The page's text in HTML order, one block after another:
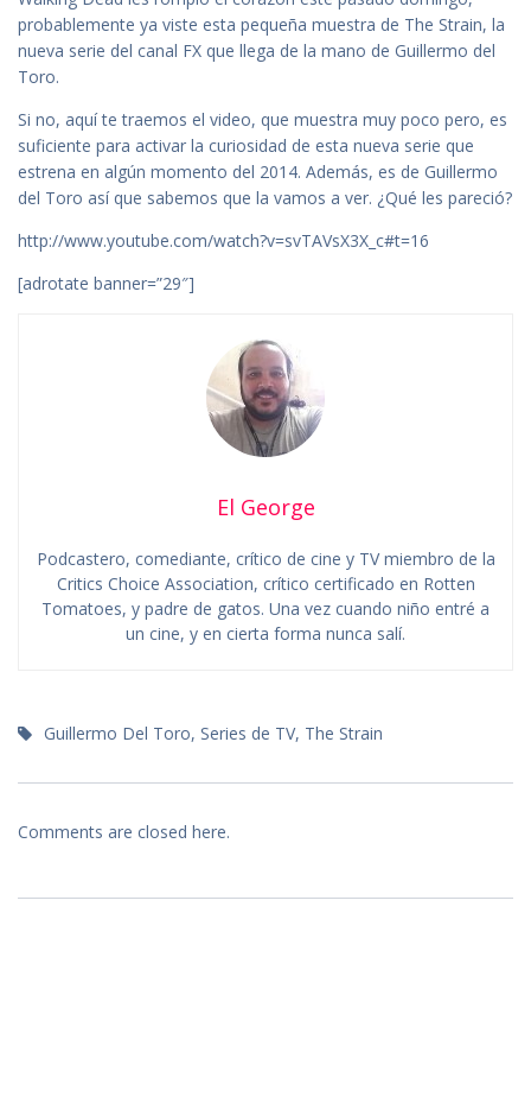
probablemente ya viste esta pequeña muestra de The Strain, la
nueva serie del canal FX que llega de la mano de Guillermo del
Toro.
Si no, aquí te traemos el video, que muestra muy poco pero, es
suficiente para activar la curiosidad de esta nueva serie que
estrena en algún momento del 2014. Además, es de Guillermo
del Toro así que sabemos que la vamos a ver. ¿Qué les pareció?
http://www.youtube.com/watch?v=svTAVsX3X_c#t=16
[adrotate banner=”29″]
El George
Podcastero, comediante, crítico de cine y TV miembro de la
Critics Choice Association, crítico certificado en Rotten
Tomatoes, y padre de gatos. Una vez cuando niño entré a
un cine, y en cierta forma nunca salí.
Guillermo Del Toro, Series de TV, The Strain
Comments are closed here.